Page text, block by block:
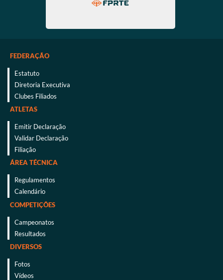
FEDERAÇÃO
Estatuto
Diretoria Executiva
Clubes Filiados
ATLETAS
Emitir Declaração
Validar Declaração
Filiação
ÁREA TÉCNICA
Regulamentos
Calendário
COMPETIÇÕES
Campeonatos
Resultados
DIVERSOS
Fotos
Vídeos